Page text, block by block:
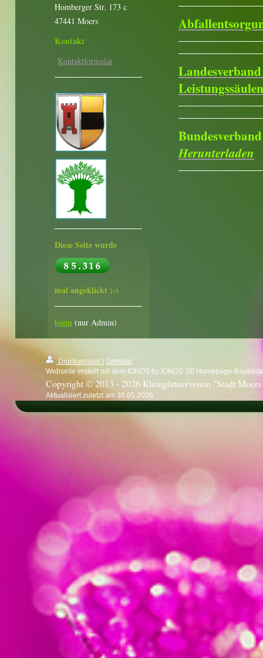
Leistungssäulen
Herunterladen
Homberger Str. 173 c
47441 Moers
Kontakt
Kontaktformular
Diese Seite wurde
mal angeklickt ;-)
login (nur Admin)
Druckversion
Sitemap
Webseite erstellt mit dem IONOS by IONOS SE Homepage-
Copyright © 2013 - 2026 Kleingärtnerverein "Stadt Moers
Aktualisiert zuletzt am 30.05.2026